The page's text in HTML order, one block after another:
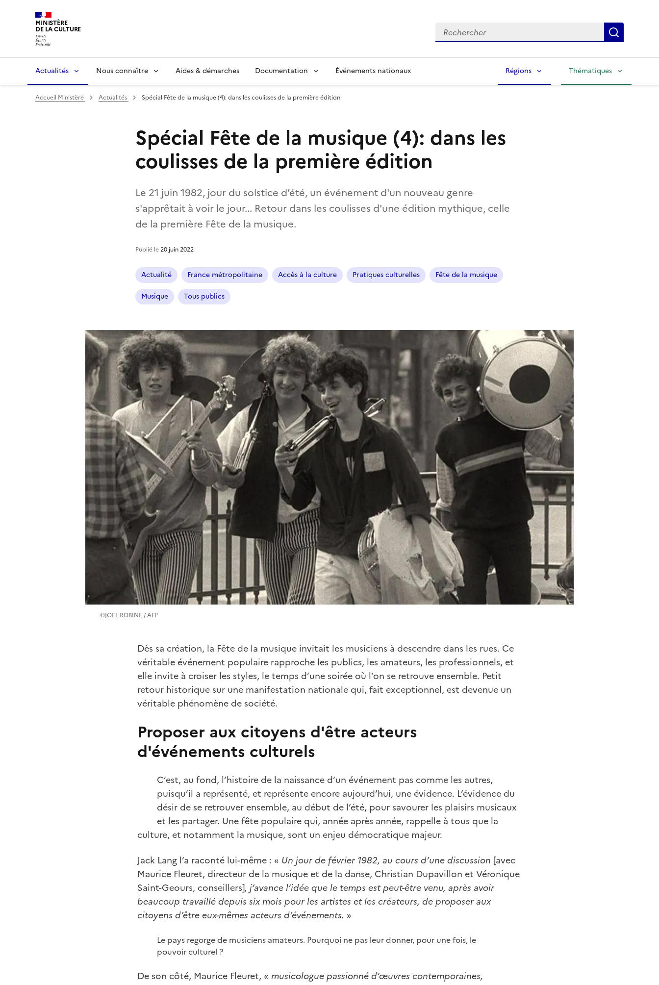
MINISTÈRE
DE LA CULTURE Rechercher
Actualités Nous connaître Aides & démarches Documentation Événements nationaux Régions Thématiques
Accueil Ministère Actualités Spécial Fête de la musique (4): dans les coulisses de la première édition
Spécial Fête de la musique (4): dans les
coulisses de la première édition
Le 21 juin 1982, jour du solstice d’été, un événement d'un nouveau genre
s'apprêtait à voir le jour... Retour dans les coulisses d'une édition mythique, celle
de la première Fête de la musique.
Publié le20 juin 2022
Actualité France métropolitaine Accès à la culture Pratiques culturelles Fête de la musique
Musique Tous publics
©JOEL ROBINE / AFP
Dès sa création, la Fête de la musique invitait les musiciens à descendre dans les rues. Ce
véritable événement populaire rapproche les publics, les amateurs, les professionnels, et
elle invite à croiser les styles, le temps d’une soirée où l’on se retrouve ensemble. Petit
retour historique sur une manifestation nationale qui, fait exceptionnel, est devenue un
véritable phénomène de société.
Proposer aux citoyens d'être acteurs
d'événements culturels
C’est, au fond, l’histoire de la naissance d’un événement pas comme les autres,
puisqu’il a représenté, et représente encore aujourd’hui, une évidence. L’évidence du
désir de se retrouver ensemble, au début de l’été, pour savourer les plaisirs musicaux
et les partager. Une fête populaire qui, année après année, rappelle à tous que la
culture, et notamment la musique, sont un enjeu démocratique majeur.
Jack Lang l’a raconté lui-même : « Un jour de février 1982, au cours d’une discussion [avec
Maurice Fleuret, directeur de la musique et de la danse, Christian Dupavillon et Véronique
Saint-Geours, conseillers], j’avance l’idée que le temps est peut-être venu, après avoir
beaucoup travaillé depuis six mois pour les artistes et les créateurs, de proposer aux
citoyens d’être eux-mêmes acteurs d’événements. »
Le pays regorge de musiciens amateurs. Pourquoi ne pas leur donner, pour une fois, le
pouvoir culturel ?
De son côté, Maurice Fleuret, « musicologue passionné d’œuvres contemporaines,